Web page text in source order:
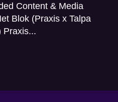
Content & Media
Blok (Praxis x Talpa
Praxis...